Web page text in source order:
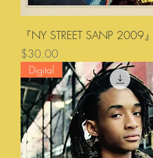
『NY STREET SANP 2009
価格
$30.00
Digital